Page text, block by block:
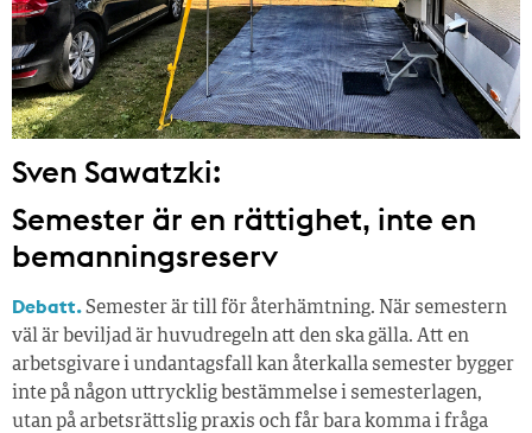
Sven Sawatzki:
Semester är en rättighet, inte en
bemanningsreserv
Debatt.Semester är till för återhämtning. När semestern
väl är beviljad är huvudregeln att den ska gälla. Att en
arbetsgivare i undantagsfall kan återkalla semester bygger
inte på någon uttrycklig bestämmelse i semesterlagen,
utan på arbetsrättslig praxis och får bara komma i fråga